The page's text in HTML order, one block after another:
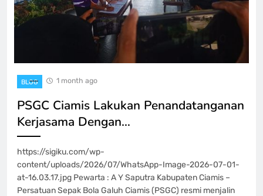
BLOG 1 month ago
PSGC Ciamis Lakukan Penandatanganan
Kerjasama Dengan…
https://sigiku.com/wp-
content/uploads/2026/07/WhatsApp-Image-2026-07-01-
at-16.03.17.jpg Pewarta : A Y Saputra Kabupaten Ciamis –
Persatuan Sepak Bola Galuh Ciamis (PSGC) resmi menjalin